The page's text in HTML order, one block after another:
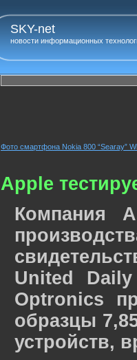
SKY-net
новости информационных
Фото смартфона Nokia 800 “Searay”
Apple
Компания
United
Optronics
образцы
устройств,